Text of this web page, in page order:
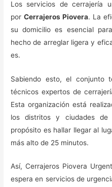
Los servicios de cerrajería
porCerrajeros Piovera. La
su domicilio es esencial
hecho de arreglar ligera y
es.
Sabiendo esto, el conjunto
técnicos expertos de
Esta organización está
los distritos y ciudades
propósito es hallar llegar al
más alto de 25 minutos.
Así, Cerrajeros Piovera
espera en servicios de